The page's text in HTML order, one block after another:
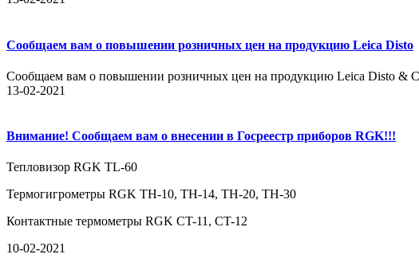
Сообщаем вам о повышении розничных цен на продукцию Leica Disto
Сообщаем вам о повышении розничных цен на продукцию Leica Disto &
13-02-2021
Внимание! Сообщаем вам о внесении в Госреестр приборов RGK!!!
Тепловизор RGK TL-60
Термогигрометры RGK TH-10, TH-14, TH-20, TH-30
Контактные термометры RGK CT-11, CT-12
10-02-2021